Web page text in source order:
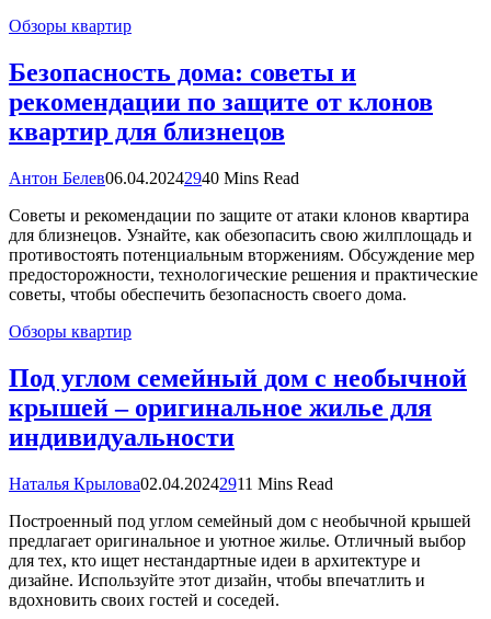
Обзоры квартир
Безопасность дома: советы и
рекомендации по защите от клонов
квартир для близнецов
Антон Белев06.04.20242940 Mins Read
Советы и рекомендации по защите от атаки клонов квартира
для близнецов. Узнайте, как обезопасить свою жилплощадь и
противостоять потенциальным вторжениям. Обсуждение мер
предосторожности, технологические решения и практические
советы, чтобы обеспечить безопасность своего дома.
Обзоры квартир
Под углом семейный дом с необычной
крышей – оригинальное жилье для
индивидуальности
Наталья Крылова02.04.20242911 Mins Read
Построенный под углом семейный дом с необычной крышей
предлагает оригинальное и уютное жилье. Отличный выбор
для тех, кто ищет нестандартные идеи в архитектуре и
дизайне. Используйте этот дизайн, чтобы впечатлить и
вдохновить своих гостей и соседей.